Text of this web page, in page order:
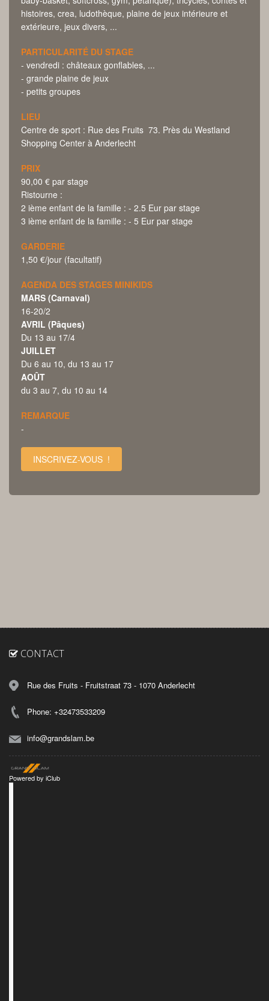
histoires, crea, ludothèque, plaine de jeux intérieure et
extérieure, jeux divers, ...
PARTICULARITÉ DU STAGE
- vendredi : châteaux gonflables, ...
- grande plaine de jeux
- petits groupes
LIEU
Centre de sport : Rue des Fruits 73. Près du Westland
Shopping Center à Anderlecht
PRIX
90,00 € par stage
Ristourne :
2 ième enfant de la famille : - 2.5 Eur par stage
3 ième enfant de la famille : - 5 Eur par stage
GARDERIE
1,50 €/jour (facultatif)
AGENDA DES STAGES MINIKIDS
MARS (Carnaval)
16-20/2
AVRIL (Pâques)
Du 13 au 17/4
JUILLET
Du 6 au 10, du 13 au 17
AOÛT
du 3 au 7, du 10 au 14
REMARQUE
-
INSCRIVEZ-VOUS !
CONTACT
Rue des Fruits - Fruitstraat 73 - 1070 Anderlecht
Phone: +32473533209
info@grandslam.be
Powered by iClub